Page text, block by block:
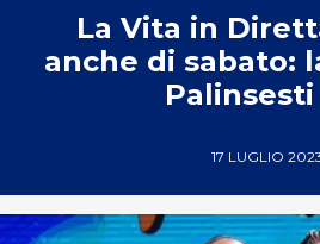
La Vita in
anche di sabato:
Palinsesti
17 LUGLIO